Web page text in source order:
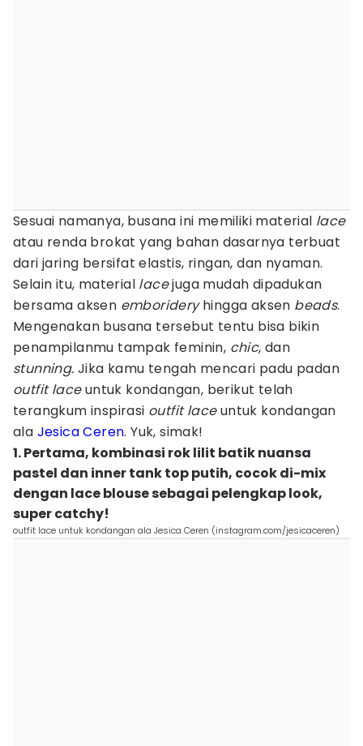
Sesuai namanya, busana ini memiliki material lace
atau renda brokat yang bahan dasarnya terbuat
dari jaring bersifat elastis, ringan, dan nyaman.
Selain itu, material lacejuga mudah dipadukan
bersama aksen emborideryhingga aksen beads.
Mengenakan busana tersebut tentu bisa bikin
penampilanmu tampak feminin, chic, dan
stunning. Jika kamu tengah mencari padu padan
outfit laceuntuk kondangan, berikut telah
terangkum inspirasi outfit laceuntuk kondangan
ala Jesica Ceren. Yuk, simak!
1. Pertama, kombinasi rok lilit batik nuansa
pastel dan inner tank top putih, cocok di-mix
dengan lace blouse sebagai pelengkap look,
super catchy!
outfit lace untuk kondangan ala Jesica Ceren (instagram.com/jesicaceren)